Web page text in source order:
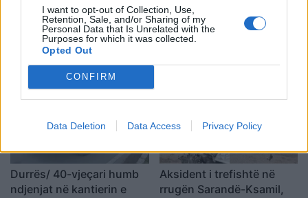
I want to opt-out of Collection, Use,
Retention, Sale, and/or Sharing of my
Personal Data that Is Unrelated with the
Purposes for which it was collected.
Opted Out
CONFIRM
Data Deletion Data Access Privacy Policy
Raportohen 25 vatra zjarri
në 12 orë, 10 mbeten
aktive dhe ndërhyrjet
vijojnë nga toka e ajri
Analiza: Një shqiptar ka
nevojë për 28 mijë dollarë
në vit për të arritur
“pragun e lumturisë”
Durrës/ 40-vjeçari humb
ndjenjat në kantierin e
Aksident i trefishtë në
rrugën Sarandë-Ksamil,